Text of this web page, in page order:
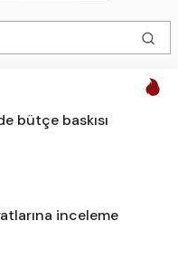
bütçe baskısı
inceleme